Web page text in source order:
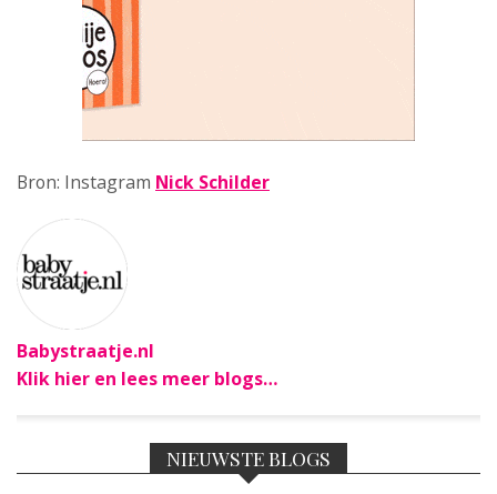
Bron: Instagram Nick Schilder
Babystraatje.nl
Klik hier en lees meer blogs…
NIEUWSTE BLOGS